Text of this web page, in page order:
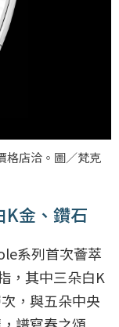
格店洽。圖／梵克
金、鑽石
系列首次薈萃
，其中三朵白K
，與五朵中央